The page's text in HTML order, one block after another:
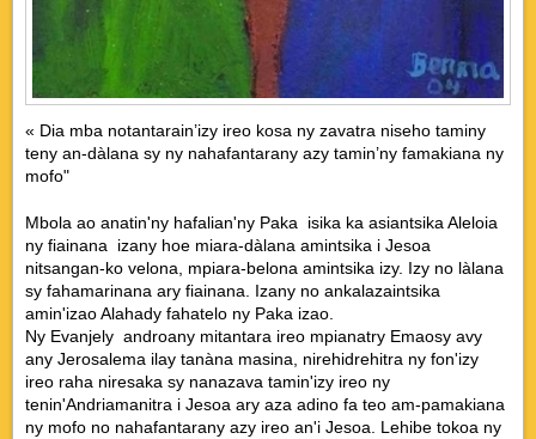
« Dia mba notantarain’izy ireo kosa ny zavatra niseho taminy
teny an-dàlana sy ny nahafantarany azy tamin’ny famakiana ny
mofo"
Mbola ao anatin'ny hafalian'ny Paka isika ka asiantsika Aleloia
ny fiainana izany hoe miara-dàlana amintsika i Jesoa
nitsangan-ko velona, mpiara-belona amintsika izy. Izy no làlana
sy fahamarinana ary fiainana. Izany no ankalazaintsika
amin'izao Alahady fahatelo ny Paka izao.
Ny Evanjely androany mitantara ireo mpianatry Emaosy avy
any Jerosalema ilay tanàna masina, nirehidrehitra ny fon'izy
ireo raha niresaka sy nanazava tamin'izy ireo ny
tenin'Andriamanitra i Jesoa ary aza adino fa teo am-pamakiana
ny mofo no nahafantarany azy ireo an'i Jesoa. Lehibe tokoa ny